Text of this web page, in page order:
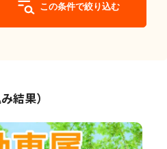
この条件で絞り込む
結果）